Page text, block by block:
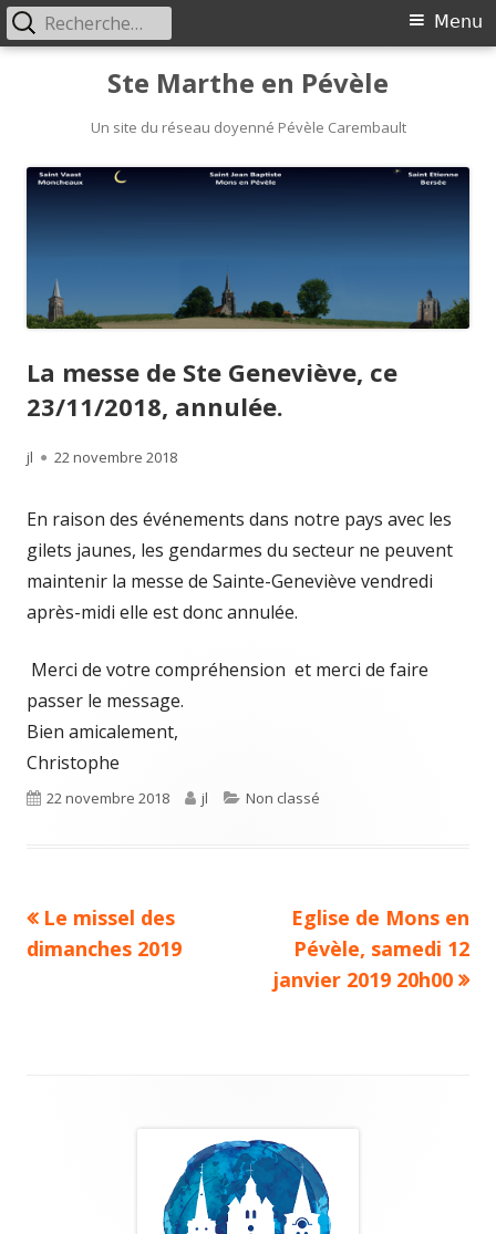
Ste Marthe en Pévèle
Un site du réseau doyenné Pévèle Carembault
Menu
principal
Menu
Rechercher :
La messe de Ste Geneviève, ce
23/11/2018, annulée.
Auteur
jl
Publié
22 novembre 2018
En raison des événements dans notre pays avec les
gilets jaunes, les gendarmes du secteur ne peuvent
maintenir la messe de Sainte-Geneviève vendredi
après-midi elle est donc annulée.
Merci de votre compréhension et merci de faire
passer le message.
Bien amicalement,
Christophe
Publié
22 novembre 2018 Auteur
jl Catégories
Non classé
Navigation
Article
précédent :
Le missel des
dimanches 2019
Article
suivant :
Eglise de Mons en
Pévèle, samedi 12
janvier 2019 20h00